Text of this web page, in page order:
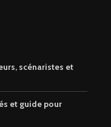
scénaristes et
et guide pour